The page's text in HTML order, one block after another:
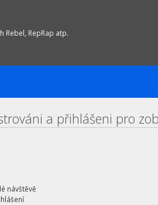
Rebel, RepRap atp.
a přihlášeni pro
návštěvě